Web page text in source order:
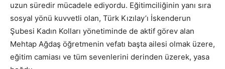
uzun süredir mücadele ediyordu. Eğitimciliğinin yanı sıra
sosyal yönü kuvvetli olan, Türk Kızılay’ı İskenderun
Şubesi Kadın Kolları yönetiminde de aktif görev alan
Mehtap Ağdaş öğretmenin vefatı başta ailesi olmak üzere,
eğitim camiası ve tüm sevenlerini derinden üzerek, yasa